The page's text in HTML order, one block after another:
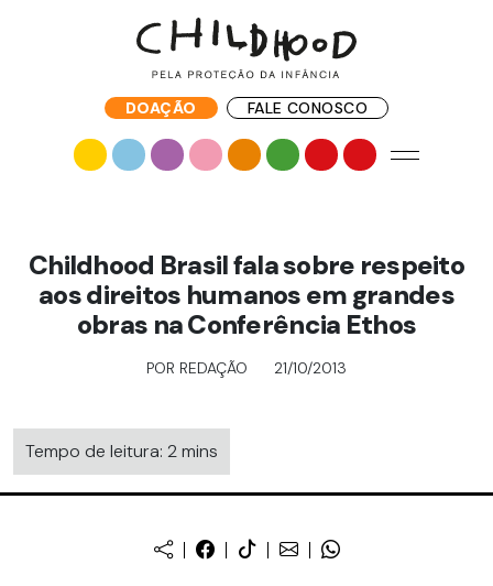
DOAÇÃO FALE CONOSCO
Childhood Brasil fala sobre respeito
aos direitos humanos em grandes
obras na Conferência Ethos
POR REDAÇÃO 21/10/2013
Tempo de leitura: 2 mins